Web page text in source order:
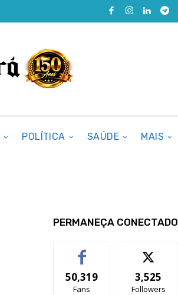
POLÍTICA SAÚDE MAIS
PERMANEÇA CONECTADO
50,319
Fans
3,525
Followers